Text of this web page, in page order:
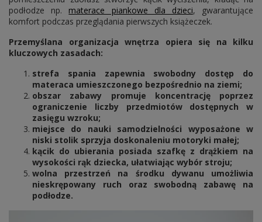
podłodze np. materace piankowe dla dzieci, gwarantujące
komfort podczas przeglądania pierwszych książeczek.
Przemyślana organizacja wnętrza opiera się na kilku
kluczowych zasadach:
strefa spania zapewnia swobodny dostęp do
materaca umieszczonego bezpośrednio na ziemi;
obszar zabawy promuje koncentrację poprzez
ograniczenie liczby przedmiotów dostępnych w
zasięgu wzroku;
miejsce do nauki samodzielności wyposażone w
niski stolik sprzyja doskonaleniu motoryki małej;
kącik do ubierania posiada szafkę z drążkiem na
wysokości rąk dziecka, ułatwiając wybór stroju;
wolna przestrzeń na środku dywanu umożliwia
nieskrępowany ruch oraz swobodną zabawę na
podłodze.